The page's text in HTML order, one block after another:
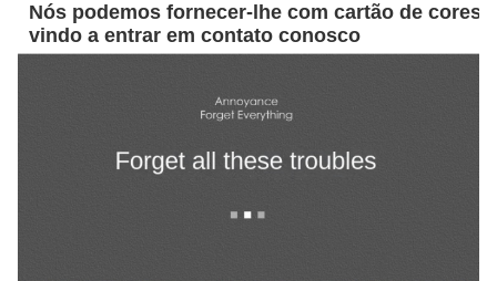
Nós podemos fornecer-lhe com cartão de cores
vindo a entrar em contato conosco